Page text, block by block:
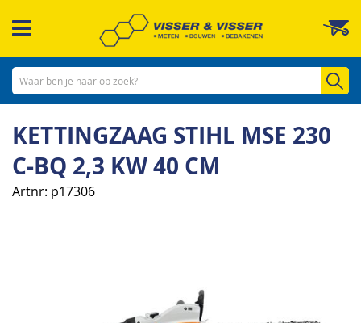
naar
inhoud
KETTINGZAAG STIHL MSE 230
C-BQ 2,3 KW 40 CM
Artnr p17306